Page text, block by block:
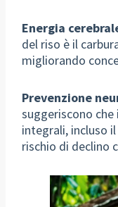
Energia
del riso è il
migliorando
Prevenzione
suggeriscono
integrali, incluso
rischio di declino